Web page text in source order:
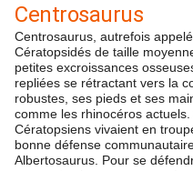
Centrosaurus
Centrosaurus, autrefois
Cératopsidés de taille
petites excroissances
repliées se rétractant vers la
robustes, ses pieds et ses
comme les rhinocéros
Cératopsiens vivaient en
bonne défense
Albertosaurus. Pour se